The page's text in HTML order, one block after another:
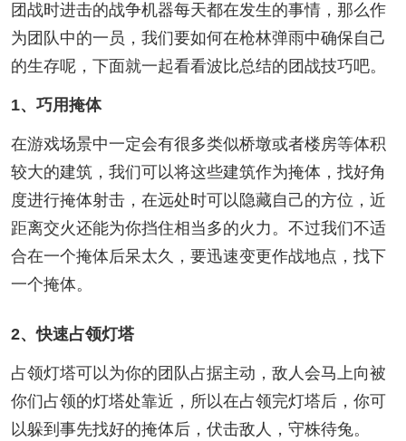
团战时进击的战争机器每天都在发生的事情，那么作
为团队中的一员，我们要如何在枪林弹雨中确保自己
的生存呢，下面就一起看看波比总结的团战技巧吧。
1、巧用掩体
在游戏场景中一定会有很多类似桥墩或者楼房等体积
较大的建筑，我们可以将这些建筑作为掩体，找好角
度进行掩体射击，在远处时可以隐藏自己的方位，近
距离交火还能为你挡住相当多的火力。不过我们不适
合在一个掩体后呆太久，要迅速变更作战地点，找下
一个掩体。
2、快速占领灯塔
占领灯塔可以为你的团队占据主动，敌人会马上向被
你们占领的灯塔处靠近，所以在占领完灯塔后，你可
以躲到事先找好的掩体后，伏击敌人，守株待兔。